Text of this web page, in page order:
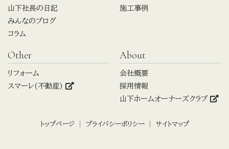
山下社長の日記
みんなのブログ
コラム
施工事例
Other
リフォーム
スマーレ(不動産)
About
会社概要
採用情報
山下ホームオーナーズクラブ
トップページ プライバシーポリシー サイトマップ